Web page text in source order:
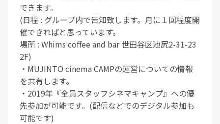
できます。
(日程 : グループ内で告知致します。月に１回程度開
催できればと思っています。
場所 : Whims coffee and bar 世田谷区池尻2-31-23
2F)
・MUJINTO cinema CAMPの運営についての情報
を共有します。
・2019年『全員スタッフシネマキャンプ』への優
先参加が可能です。(配信などでのデジタル参加も
可能です)